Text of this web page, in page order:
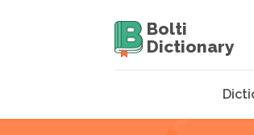
Bolti
Dictionary